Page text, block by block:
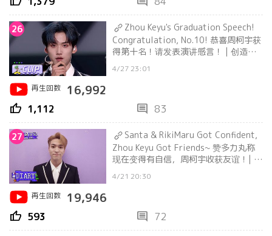
26
Zhou Keyu's Graduation Speech!
Congratulation, No.10! 恭喜周柯宇获
得第十名！请发表演讲感言！ | 创造营
4/27 23:01
再生回数
16,992
thumb_up 1,112 comment 83
27
Santa & RikiMaru Got Confident,
Zhou Keyu Got Friends~ 赞多力丸称
现在变得有自信，周柯宇收获友谊！| 片
4/21 20:30
再生回数
19,946
thumb_up 593 comment 72